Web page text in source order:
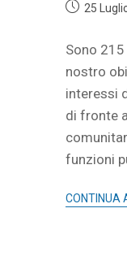
25
Sono
nostro
interessi
di fronte
funzioni
CONTINUA